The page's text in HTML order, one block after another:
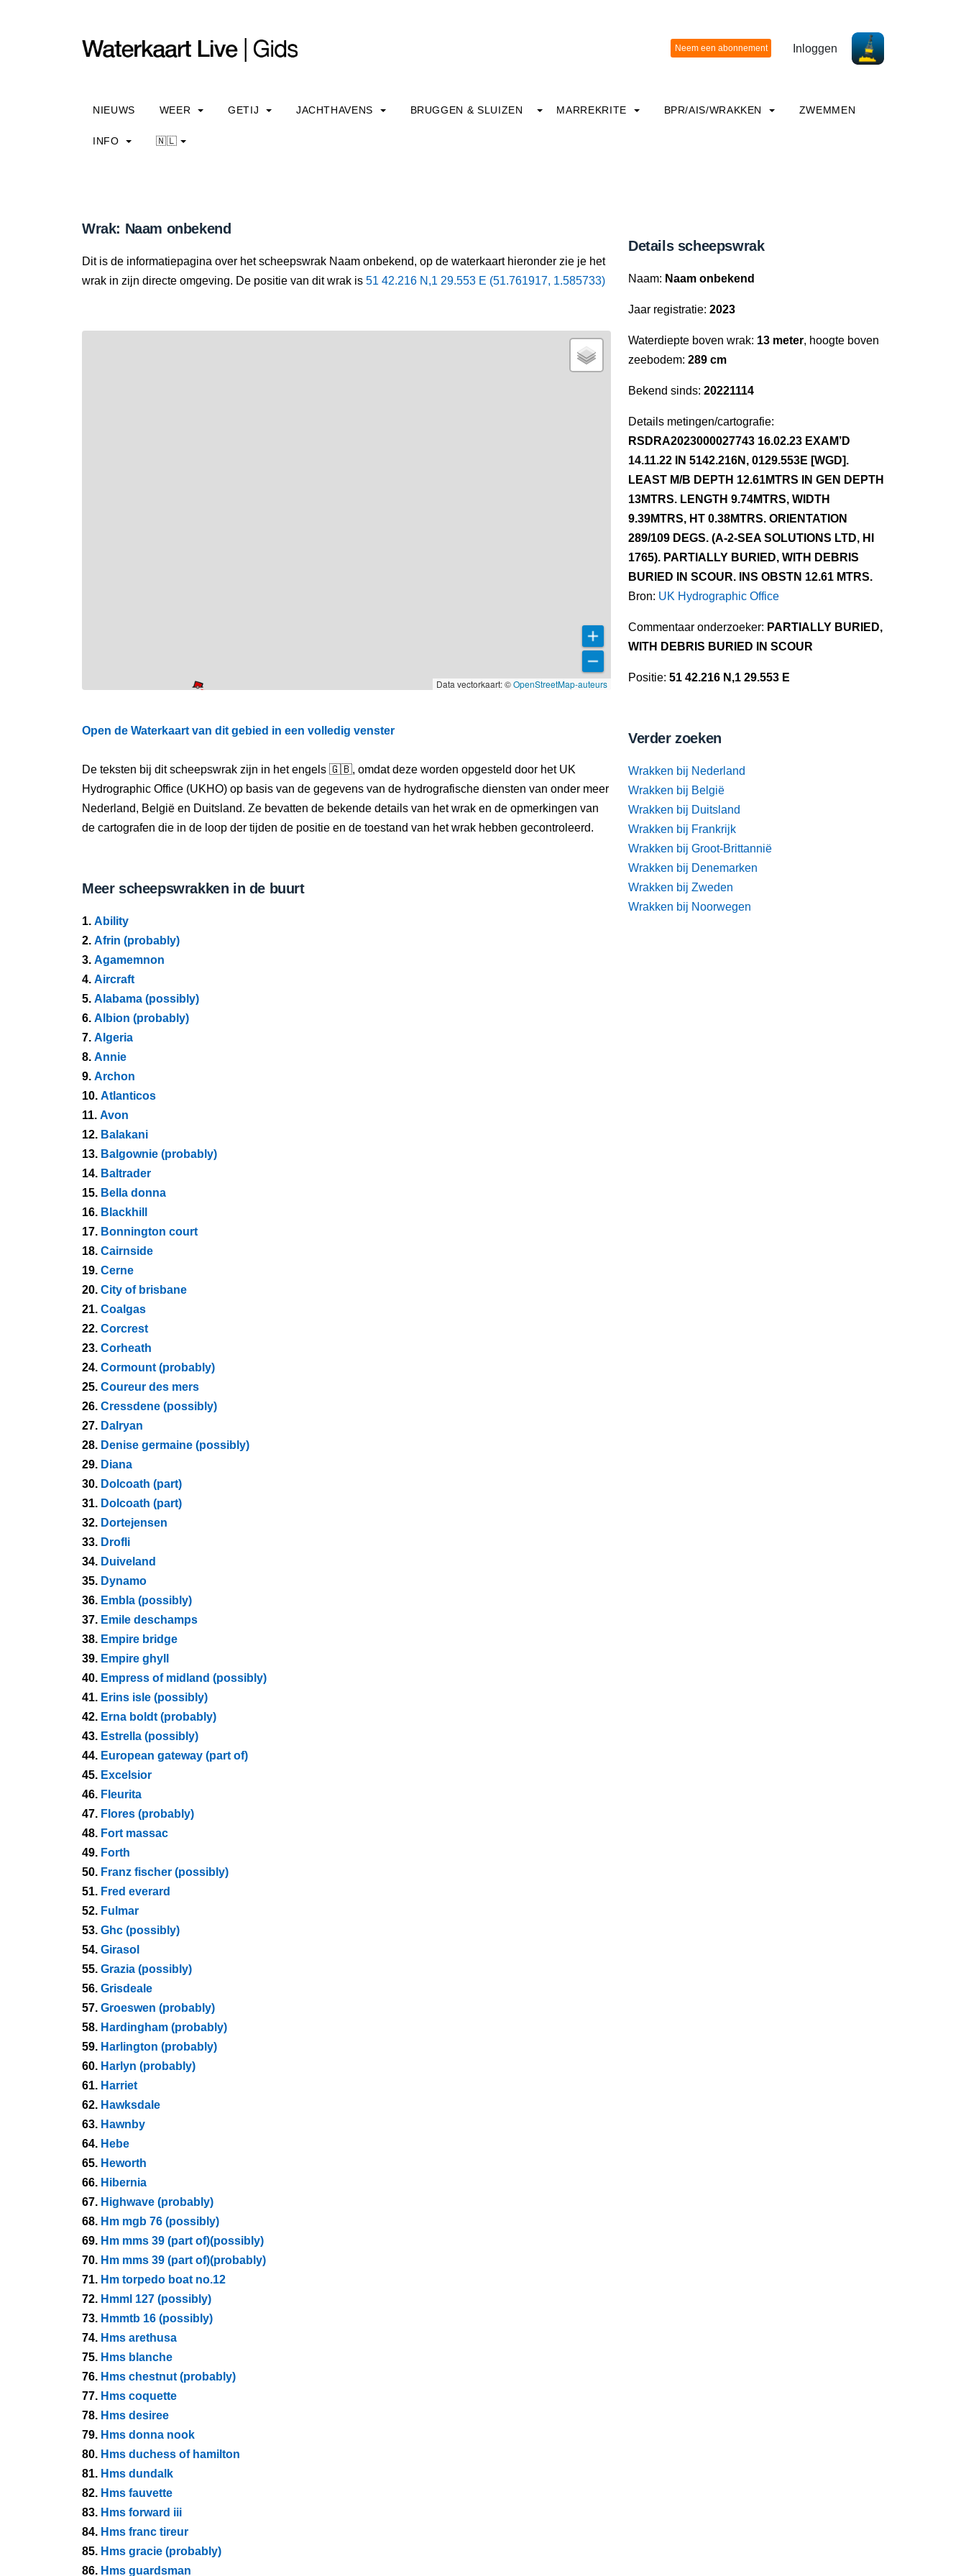
Inloggen
NIEUWS WEER GETIJ JACHTHAVENS BRUGGEN & SLUIZEN MARREKRITE BPR/AIS/WRAKKEN ZWEMMEN
INFO 🇳🇱
Wrak: Naam onbekend
Dit is de informatiepagina over het scheepswrak Naam onbekend, op de waterkaart hieronder zie je het
wrak in zijn directe omgeving. De positie van dit wrak is 51 42.216 N,1 29.553 E (51.761917, 1.585733)
Data vectorkaart: ©OpenStreetMap-auteurs
Open de Waterkaart van dit gebied in een volledig venster
De teksten bij dit scheepswrak zijn in het engels 🇬🇧, omdat deze worden opgesteld door het UK
Hydrographic Office (UKHO) op basis van de gegevens van de hydrografische diensten van onder meer
Nederland, België en Duitsland. Ze bevatten de bekende details van het wrak en de opmerkingen van
de cartografen die in de loop der tijden de positie en de toestand van het wrak hebben gecontroleerd.
Meer scheepswrakken in de buurt
1. Ability
2. Afrin (probably)
3. Agamemnon
4. Aircraft
5. Alabama (possibly)
6. Albion (probably)
7. Algeria
8. Annie
9. Archon
10. Atlanticos
11. Avon
12. Balakani
13. Balgownie (probably)
14. Baltrader
15. Bella donna
16. Blackhill
17. Bonnington court
18. Cairnside
19. Cerne
20. City of brisbane
21. Coalgas
22. Corcrest
23. Corheath
24. Cormount (probably)
25. Coureur des mers
26. Cressdene (possibly)
27. Dalryan
28. Denise germaine (possibly)
29. Diana
30. Dolcoath (part)
31. Dolcoath (part)
32. Dortejensen
33. Drofli
34. Duiveland
35. Dynamo
36. Embla (possibly)
37. Emile deschamps
38. Empire bridge
39. Empire ghyll
40. Empress of midland (possibly)
41. Erins isle (possibly)
42. Erna boldt (probably)
43. Estrella (possibly)
44. European gateway (part of)
45. Excelsior
46. Fleurita
47. Flores (probably)
48. Fort massac
49. Forth
50. Franz fischer (possibly)
51. Fred everard
52. Fulmar
53. Ghc (possibly)
54. Girasol
55. Grazia (possibly)
56. Grisdeale
57. Groeswen (probably)
58. Hardingham (probably)
59. Harlington (probably)
60. Harlyn (probably)
61. Harriet
62. Hawksdale
63. Hawnby
64. Hebe
65. Heworth
66. Hibernia
67. Highwave (probably)
68. Hm mgb 76 (possibly)
69. Hm mms 39 (part of)(possibly)
70. Hm mms 39 (part of)(probably)
71. Hm torpedo boat no.12
72. Hmml 127 (possibly)
73. Hmmtb 16 (possibly)
74. Hms arethusa
75. Hms blanche
76. Hms chestnut (probably)
77. Hms coquette
78. Hms desiree
79. Hms donna nook
80. Hms duchess of hamilton
81. Hms dundalk
82. Hms fauvette
83. Hms forward iii
84. Hms franc tireur
85. Hms gracie (probably)
86. Hms guardsman
Details scheepswrak
Naam: Naam onbekend
Jaar registratie: 2023
Waterdiepte boven wrak: 13 meter, hoogte boven
zeebodem: 289 cm
Bekend sinds: 20221114
Details metingen/cartografie:
RSDRA2023000027743 16.02.23 EXAM’D
14.11.22 IN 5142.216N, 0129.553E [WGD].
LEAST M/B DEPTH 12.61MTRS IN GEN DEPTH
13MTRS. LENGTH 9.74MTRS, WIDTH
9.39MTRS, HT 0.38MTRS. ORIENTATION
289/109 DEGS. (A-2-SEA SOLUTIONS LTD, HI
1765). PARTIALLY BURIED, WITH DEBRIS
BURIED IN SCOUR. INS OBSTN 12.61 MTRS.
Bron: UK Hydrographic Office
Commentaar onderzoeker: PARTIALLY BURIED,
WITH DEBRIS BURIED IN SCOUR
Positie: 51 42.216 N,1 29.553 E
Verder zoeken
Wrakken bij Nederland
Wrakken bij België
Wrakken bij Duitsland
Wrakken bij Frankrijk
Wrakken bij Groot-Brittannië
Wrakken bij Denemarken
Wrakken bij Zweden
Wrakken bij Noorwegen